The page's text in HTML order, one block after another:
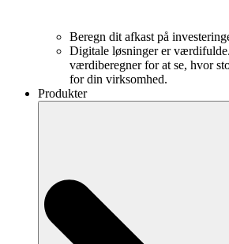
Beregn dit afkast på
Digitale løsninger er
værdiberegner for at se, hvor
for din virksomhed.
Produkter